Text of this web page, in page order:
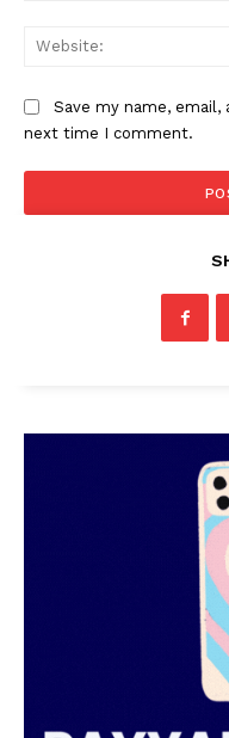
PALA VISION
Contact us
Grievance Redressal
Save my name,
next time I comment.